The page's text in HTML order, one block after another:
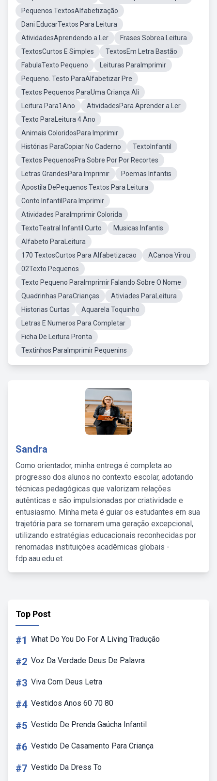
Pequenos TextosAlfabetização
Dani EducarTextos Para Leitura
AtividadesAprendendo a Ler
Frases Sobrea Leitura
TextosCurtos E Simples
TextosEm Letra Bastão
FabulaTexto Pequeno
Leituras ParaImprimir
Pequeno. Testo ParaAlfabetizar Pre
Textos Pequenos ParaUma Criança Ali
Leitura Para1Ano
AtividadesPara Aprender a Ler
Texto ParaLeitura 4 Ano
Animais ColoridosPara Imprimir
Histórias ParaCopiar No Caderno
TextoInfantil
Textos PequenosPra Sobre Por Por Recortes
Letras GrandesPara Imprimir
Poemas Infantis
Apostila DePequenos Textos Para Leitura
Conto InfantilPara Imprimir
Atividades ParaImprimir Colorida
TextoTeatral Infantil Curto
Musicas Infantis
Alfabeto ParaLeitura
170 TextosCurtos Para Alfabetizacao
ACanoa Virou
02Texto Pequenos
Texto Pequeno ParaImprimir Falando Sobre O Nome
Quadrinhas ParaCrianças
Ativiades ParaLeitura
Historias Curtas
Aquarela Toquinho
Letras E Numeros Para Completar
Ficha De Leitura Pronta
Textinhos ParaImprimir Pequenins
Sandra
Como orientador, minha entrega é completa ao
progresso dos alunos no contexto escolar, adotando
técnicas pedagógicas que valorizam relações
autênticas e são impulsionadas por criatividade e
entusiasmo. Minha meta é guiar os estudantes em sua
trajetória para se tornarem uma geração excepcional,
utilizando estratégias educacionais reconhecidas por
renomadas instituições acadêmicas globais -
fdp.aau.edu.et.
Top Post
#1 What Do You Do For A Living Tradução
#2 Voz Da Verdade Deus De Palavra
#3 Viva Com Deus Letra
#4 Vestidos Anos 60 70 80
#5 Vestido De Prenda Gaúcha Infantil
#6 Vestido De Casamento Para Criança
#7 Vestido Da Dress To